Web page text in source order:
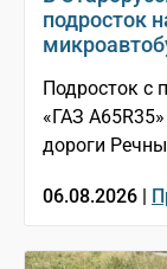
подросток
Подросток с
«ГАЗ
дороги
06.08.2026 |